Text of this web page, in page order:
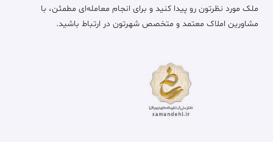
ملک مورد نظرتون رو پیدا کنید و برای انجام معامله‌ای مطمئن، با
مشاورین املاک معتمد و متخصص شهرتون در ارتباط باشید.